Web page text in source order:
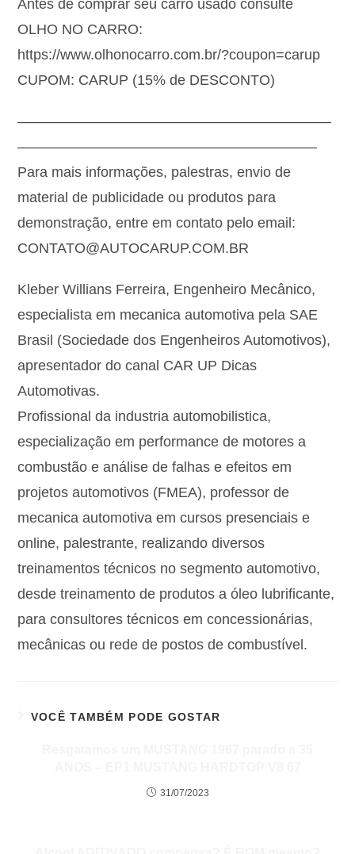
Antes de comprar seu carro usado consulte
OLHO NO CARRO:
https://www.olhonocarro.com.br/?coupon=carup
CUPOM: CARUP (15% de DESCONTO)
——————————————————————
—————————————————————
Para mais informações, palestras, envio de
material de publicidade ou produtos para
demonstração, entre em contato pelo email:
CONTATO@AUTOCARUP.COM.BR
Kleber Willians Ferreira, Engenheiro Mecânico,
especialista em mecanica automotiva pela SAE
Brasil (Sociedade dos Engenheiros Automotivos),
apresentador do canal CAR UP Dicas
Automotivas.
Profissional da industria automobilistica,
especialização em performance de motores a
combustão e análise de falhas e efeitos em
projetos automotivos (FMEA), professor de
mecanica automotiva em cursos presenciais e
online, palestrante, realizando diversos
treinamentos técnicos no segmento automotivo,
desde treinamento de produtos a óleo lubrificante,
para consultores técnicos em concessionárias,
mecânicas ou rede de postos de combustível.
VOCÊ TAMBÉM PODE GOSTAR
31/07/2023